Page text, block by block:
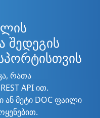
შედეგის
რათა
API ით.
მეტი DOC ფაილი